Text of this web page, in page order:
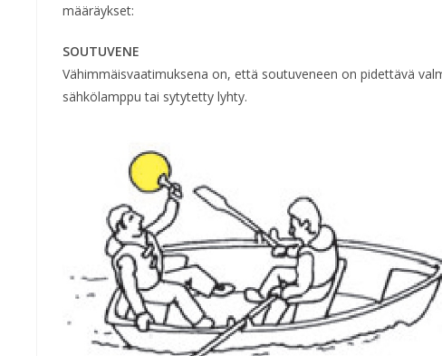
määräykset:
SOUTUVENE
Vähimmäisvaatimuksena on, että soutuveneen on pidettävä
sähkölamppu tai sytytetty lyhty.